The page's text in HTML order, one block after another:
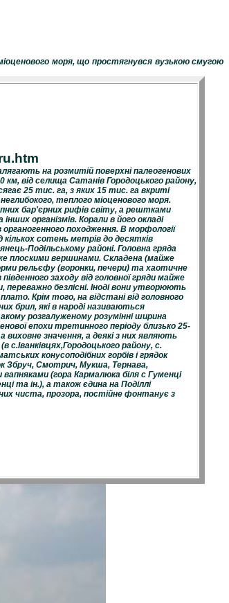
моря, що простягнувся вузькою смугою
на розмитій поверхні палеогенових
км, від селища Сатанів Городоцького району,
25 тис. га, з яких 15 тис. га вкриті
теплого міоценового моря.
бар'єрних рифів світу, а рештками
організмів. Корали в його окладі
походження. В морфології
кількох сотень метрів до десятків
Подільському районі. Головна гряда
плоскими вершинами. Складена (майже
рельєфу (воронки, печери) та хаотичне
заходу від головної гряди майже
переважно безлісні. Іноді вони утворюють
Крім того, на відстані від головного
брил, які в народі називаються
розгалуженому розумінні ширина
епохи третинного періоду близько 25-
виховне значення, а деякі з них являють
с.Іванківцях,Городоцького району, с.
конусоподібних горбів і грядок
Збруч, Смотрич, Мукша, Тернава,
(гора Кармалюка біля с Гуменці
та ін.), а також єдина на Поділлі
чиста, прозора, постійне фонтанує з